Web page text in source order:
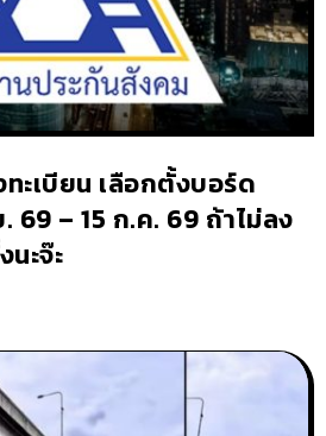
ะเบียน เลือกตั้งบอร์ด
69 – 15 ก.ค. 69 ถ้าไม่ลง
ะจ๊ะ